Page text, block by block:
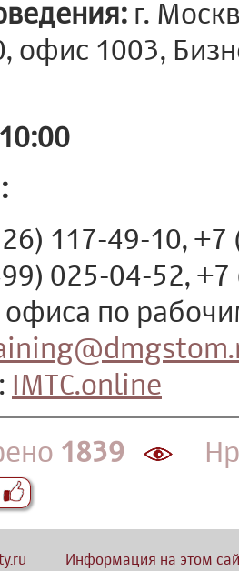
г.
офис 1003,
117-49-10,
025-04-52,
по
IMTC.online
1839
Информация на этом